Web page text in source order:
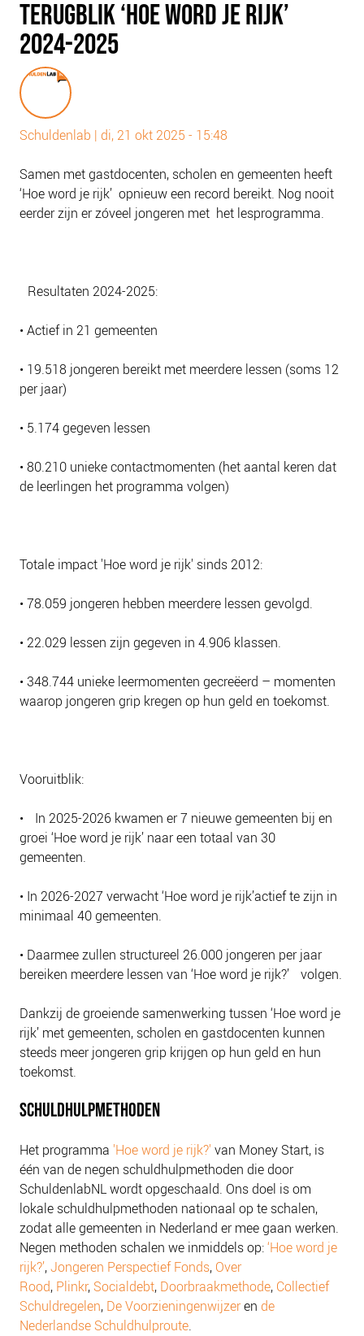
PLINKR NAZORG
SOCIALDEBT
COLLECTIEF SCHULDREGELEN
DE VOORZIENINGENWIJZER
NEDERLANDSE SCHULDHULPROUTE (NSR)
OVER ONS
VISIE EN MISSIE
VACATURES
OVER NCFG
NIEUWS
BLOGS
TERUGBLIK ‘HOE WORD JE RIJK’
2024-2025
Schuldenlab | di, 21 okt 2025 - 15:48
Samen met gastdocenten, scholen en gemeenten heeft
‘Hoe word je rijk’ opnieuw een record bereikt. Nog nooit
eerder zijn er zóveel jongeren met het lesprogramma.
Resultaten 2024-2025:
• Actief in 21 gemeenten
• 19.518 jongeren bereikt met meerdere lessen (soms 12
per jaar)
• 5.174 gegeven lessen
• 80.210 unieke contactmomenten (het aantal keren dat
de leerlingen het programma volgen)
Totale impact 'Hoe word je rijk' sinds 2012:
• 78.059 jongeren hebben meerdere lessen gevolgd.
• 22.029 lessen zijn gegeven in 4.906 klassen.
• 348.744 unieke leermomenten gecreëerd – momenten
waarop jongeren grip kregen op hun geld en toekomst.
Vooruitblik:
• In 2025-2026 kwamen er 7 nieuwe gemeenten bij en
groei ‘Hoe word je rijk’ naar een totaal van 30
gemeenten.
• In 2026-2027 verwacht ‘Hoe word je rijk’actief te zijn in
minimaal 40 gemeenten.
• Daarmee zullen structureel 26.000 jongeren per jaar
bereiken meerdere lessen van ‘Hoe word je rijk?’ volgen.
Dankzij de groeiende samenwerking tussen ‘Hoe word je
rijk’ met gemeenten, scholen en gastdocenten kunnen
steeds meer jongeren grip krijgen op hun geld en hun
toekomst.
SCHULDHULPMETHODEN
Het programma 'Hoe word je rijk?' van Money Start, is
één van de negen schuldhulpmethoden die door
SchuldenlabNL wordt opgeschaald. Ons doel is om
lokale schuldhulpmethoden nationaal op te schalen,
zodat alle gemeenten in Nederland er mee gaan werken.
Negen methoden schalen we inmiddels op:‘Hoe word je
rijk?’,Jongeren Perspectief Fonds, Over
Rood, Plinkr, Socialdebt, Doorbraakmethode, Collectief
Schuldregelen, De Voorzieningenwijzeren de
Nederlandse Schuldhulproute.